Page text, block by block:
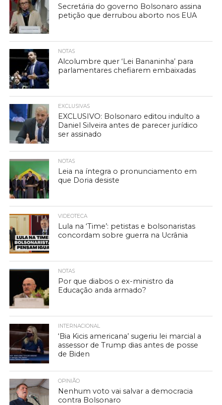
Secretária do governo Bolsonaro assina
petição que derrubou aborto nos EUA
NOTAS
Alcolumbre quer ‘Lei Bananinha’ para
parlamentares chefiarem embaixadas
EXCLUSIVAS
EXCLUSIVO: Bolsonaro editou indulto a
Daniel Silveira antes de parecer jurídico
ser assinado
NOTAS
Leia na íntegra o pronunciamento em
que Doria desiste
VIDEOTECA
Lula na ‘Time’: petistas e bolsonaristas
concordam sobre guerra na Ucrânia
NOTAS
Por que diabos o ex-ministro da
Educação anda armado?
INTERNACIONAL
‘Bia Kicis americana’ sugeriu lei marcial a
assessor de Trump dias antes de posse
de Biden
OPINIÃO
Nenhum voto vai salvar a democracia
contra Bolsonaro